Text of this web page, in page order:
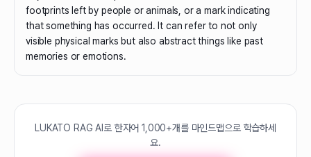
footprints left by people or animals, or a mark indicating
that something has occurred. It can refer to not only
visible physical marks but also abstract things like past
memories or emotions.
LUKATO RAG AI로 한자어 1,000+개를 마인드맵으로 학습하세
요.